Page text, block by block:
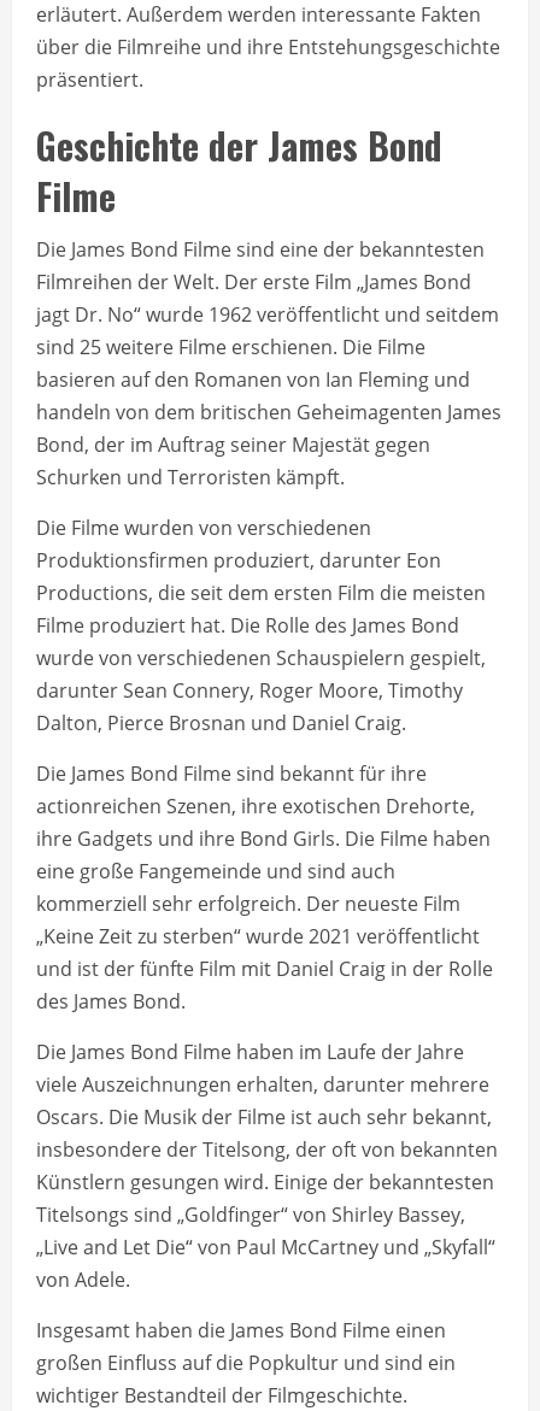
erläutert. Außerdem werden interessante Fakten
über die Filmreihe und ihre Entstehungsgeschichte
präsentiert.
Geschichte der James Bond
Filme
Die James Bond Filme sind eine der bekanntesten
Filmreihen der Welt. Der erste Film „James Bond
jagt Dr. No“ wurde 1962 veröffentlicht und seitdem
sind 25 weitere Filme erschienen. Die Filme
basieren auf den Romanen von Ian Fleming und
handeln von dem britischen Geheimagenten James
Bond, der im Auftrag seiner Majestät gegen
Schurken und Terroristen kämpft.
Die Filme wurden von verschiedenen
Produktionsfirmen produziert, darunter Eon
Productions, die seit dem ersten Film die meisten
Filme produziert hat. Die Rolle des James Bond
wurde von verschiedenen Schauspielern gespielt,
darunter Sean Connery, Roger Moore, Timothy
Dalton, Pierce Brosnan und Daniel Craig.
Die James Bond Filme sind bekannt für ihre
actionreichen Szenen, ihre exotischen Drehorte,
ihre Gadgets und ihre Bond Girls. Die Filme haben
eine große Fangemeinde und sind auch
kommerziell sehr erfolgreich. Der neueste Film
„Keine Zeit zu sterben“ wurde 2021 veröffentlicht
und ist der fünfte Film mit Daniel Craig in der Rolle
des James Bond.
Die James Bond Filme haben im Laufe der Jahre
viele Auszeichnungen erhalten, darunter mehrere
Oscars. Die Musik der Filme ist auch sehr bekannt,
insbesondere der Titelsong, der oft von bekannten
Künstlern gesungen wird. Einige der bekanntesten
Titelsongs sind „Goldfinger“ von Shirley Bassey,
„Live and Let Die“ von Paul McCartney und „Skyfall“
von Adele.
Insgesamt haben die James Bond Filme einen
großen Einfluss auf die Popkultur und sind ein
wichtiger Bestandteil der Filmgeschichte.